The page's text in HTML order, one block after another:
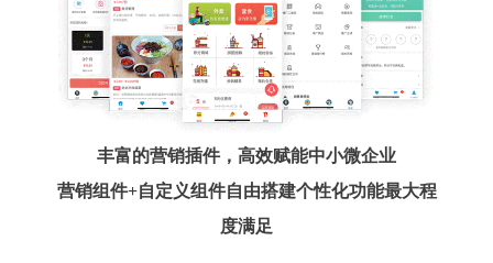
丰富的营销插件，高效赋能中小微企业
营销组件+自定义组件自由搭建个性化功能最大程
度满足